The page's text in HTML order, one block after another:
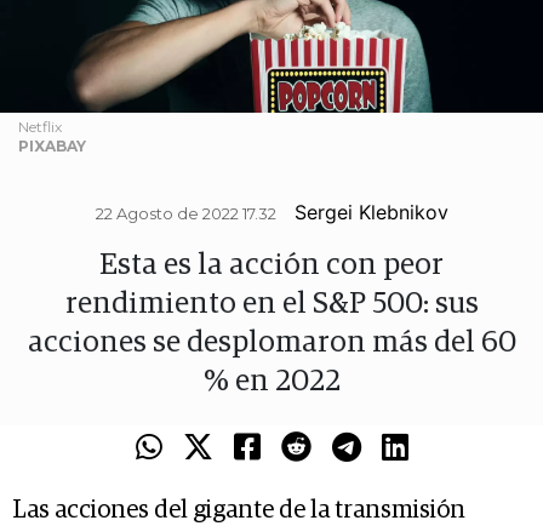
Netflix
PIXABAY
22 Agosto de 2022 17.32 Sergei Klebnikov
Esta es la acción con peor
rendimiento en el S&P 500: sus
acciones se desplomaron más del 60
% en 2022
Las acciones del gigante de la transmisión